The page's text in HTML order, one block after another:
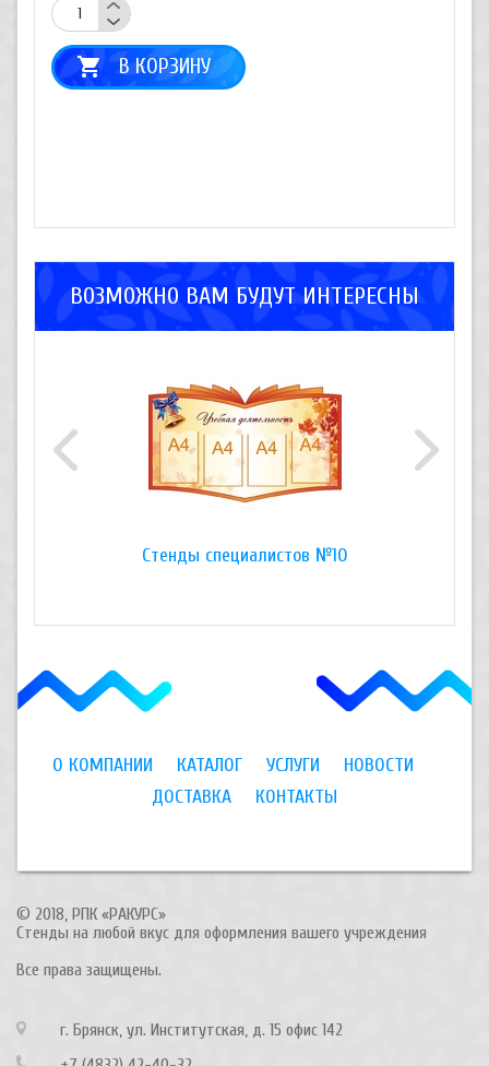
В КОРЗИНУ
ВОЗМОЖНО ВАМ БУДУТ ИНТЕРЕСНЫ
Стенды специалистов №10
О КОМПАНИИ КАТАЛОГ УСЛУГИ
НОВОСТИ
ДОСТАВКА
КОНТАКТЫ
© 2018, РПК «РАКУРС»
Стенды на любой вкус для оформления вашего учреждения
Все права защищены.
г. Брянск, ул. Институтская, д. 15 офис 142